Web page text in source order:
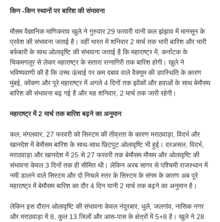
किन -किन स्थानों पर बारिश की संभावना
मौसम वैज्ञानिक माणिकराव खुले ने गुरुवार 29 फरवरी यानी कल झंझाव में मानसून के
प्रवेश की संभावना जताई है। वहीं भारत में शनिवार 2 मार्च तक भारी बारिश और भारी
बर्फबारी के साथ ओलावृष्टि की संभावना जताई है कि महाराष्ट्र में, कर्नाटक के
चिकमगलूर से लेकर महाराष्ट्र के सतारा रत्नागिरी तक बारिश होगी। खुले ने
भविष्यवाणी की है कि उच्च ऊंचाई पर कम दबाव वाले वैक्यूम की उपस्थिति के कारण
मुंबई, कोंकण और पूरे महाराष्ट्र में अगले 4 दिनों तक झोंकों और हवाओं के साथ बेमौसम
बारिश की संभावना बढ़ गई है और यह शनिवार, 2 मार्च तक जारी रहेगी।
महाराष्ट्र में 2 मार्च तक बारिश बढ़ने का अनुमान
कल, मंगलवार, 27 फरवरी को सिस्टम की तीव्रता के कारण मराठवाड़ा, विदर्भ और
खानदेश में बेमौसम बारिश के साथ-साथ छिटपुट ओलावृष्टि भी हुई। दरअसल, विदर्भ,
मराठवाड़ा और खानदेश में 25 से 27 फरवरी तक बेमौसम मौसम और ओलावृष्टि की
संभावना केवल 3 दिनों तक ही सीमित थी। लेकिन अरब सागर से पश्चिमी राजस्थान में
नमी डालने वाले सिस्टम और दो निचले स्तर के सिस्टम के संगम के कारण अब पूरे
महाराष्ट्र में बेमौसम बारिश का दौर 4 दिन यानी 2 मार्च तक बढ़ने का अनुमान है।
लेकिन इस दौरान ओलावृष्टि की संभावना केवल नंदुरबार, धुले, जलगांव, नासिक नगर
और मराठवाड़ा में 8, कुल 13 जिलों और आस-पास के क्षेत्रों में 5+8 है। खुले ने 28